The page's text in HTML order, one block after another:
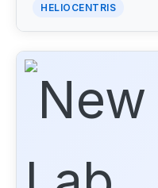
HELIOCENTRIS